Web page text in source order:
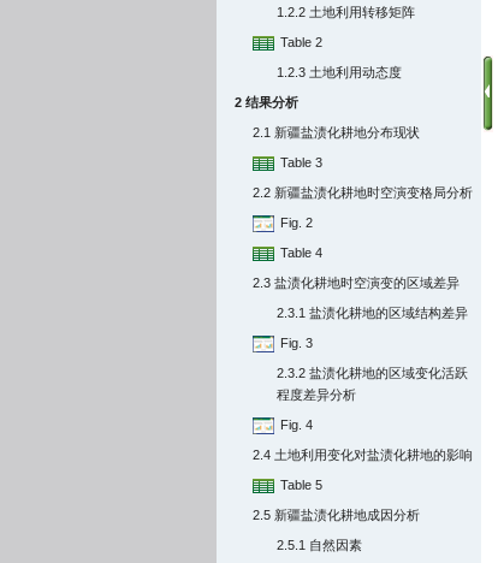
1.2.2 土地利用转移矩阵
Table 2
1.2.3 土地利用动态度
2 结果分析
2.1 新疆盐渍化耕地分布现状
Table 3
2.2 新疆盐渍化耕地时空演变格局分析
Fig. 2
Table 4
2.3 盐渍化耕地时空演变的区域差异
2.3.1 盐渍化耕地的区域结构差异
Fig. 3
2.3.2 盐渍化耕地的区域变化活跃
程度差异分析
Fig. 4
2.4 土地利用变化对盐渍化耕地的影响
Table 5
2.5 新疆盐渍化耕地成因分析
2.5.1 自然因素